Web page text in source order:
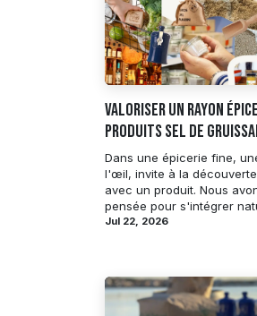
Valoriser un rayon
produits Sel de
Dans une épicerie fine,
l'œil, invite à la
avec un produit. Nous
pensée pour s'intégrer
Jul 22, 2026